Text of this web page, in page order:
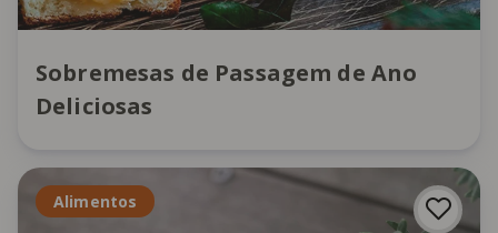
Sobremesas de Passagem de Ano
Deliciosas
Alimentos